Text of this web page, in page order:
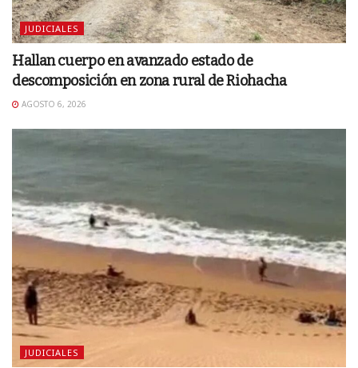
JUDICIALES
Hallan cuerpo en avanzado estado de
descomposición en zona rural de Riohacha
AGOSTO 6, 2026
JUDICIALES